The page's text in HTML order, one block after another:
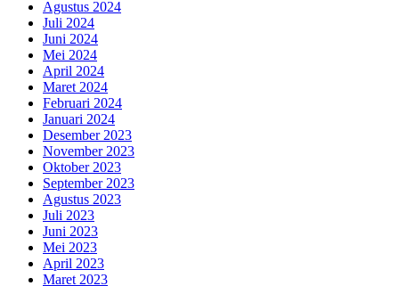
Agustus 2024
Juli 2024
Juni 2024
Mei 2024
April 2024
Maret 2024
Februari 2024
Januari 2024
Desember 2023
November 2023
Oktober 2023
September 2023
Agustus 2023
Juli 2023
Juni 2023
Mei 2023
April 2023
Maret 2023